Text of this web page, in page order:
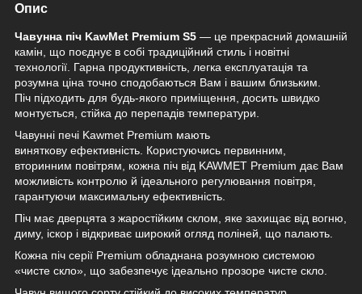
Опис
Чавунна піч KawMet Premium S5 — це прекрасний домашній
камін, що поєднує в собі традиційний стиль і новітні
технології. Гарна продуктивність, легка експлуатація та
розумна ціна точно сподобаються Вам і вашим близьким.
Піч підходить для будь-якого приміщення, досить швидко
монтується, стійка до перепадів температури.
Чавунні печі Kawmet Premium мають
виняткову ефективність. Користуючись первинним,
вторинним повітрям, кожна піч від KAWMET Premium дає Вам
можливість контролю й ідеального регулювання повітря,
гарантуючи максимальну ефективність.
Піч має дверцята з жаростійким склом, яке захищає від вогню,
диму, іскор і відкриває широкий огляд поліней, що палають.
Кожна піч серії Premium обладнана розумною системою
«чисте скло», що забезпечує ідеально прозоре чисте скло.